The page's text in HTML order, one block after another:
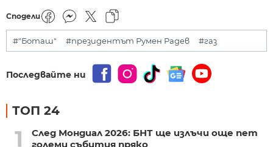
Сподели
#"Боташ" #президентът Румен Радев #газ
Последвайте ни
ТОП 24
1
След Мондиал 2026: БНТ ще излъчи още пет
големи събития пряко